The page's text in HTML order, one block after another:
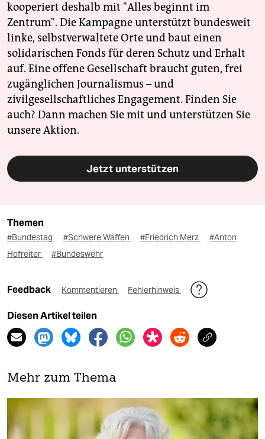
kooperiert deshalb mit "Alles beginnt im
Zentrum". Die Kampagne unterstützt bundesweit
linke, selbstverwaltete Orte und baut einen
solidarischen Fonds für deren Schutz und Erhalt
auf. Eine offene Gesellschaft braucht guten, frei
zugänglichen Journalismus – und
zivilgesellschaftliches Engagement. Finden Sie
auch? Dann machen Sie mit und unterstützen Sie
unsere Aktion.
Jetzt unterstützen
Themen
#Bundestag #Schwere Waffen #Friedrich Merz
#Anton
Hofreiter
#Bundeswehr
Feedback Kommentieren Fehlerhinweis
Diesen Artikel teilen
Mehr zum Thema